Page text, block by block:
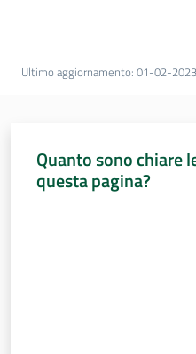
itineranti
memoria
Ultimo aggiornamento: 01-02-
Quanto sono chiare
questa pagina?